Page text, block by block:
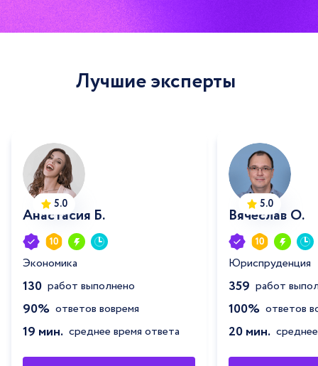
Лучшие эксперты
5.0
Анастасия Б.
Экономика
130 работ выполнено
90% ответов вовремя
19 мин. среднее время ответа
5.0
Вячеслав О.
Юриспруденция
359 работ
100% ответов
20 мин.